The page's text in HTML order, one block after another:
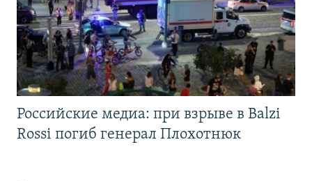
Российские медиа: при взрыве в Balzi
Rossi погиб генерал Плохотнюк